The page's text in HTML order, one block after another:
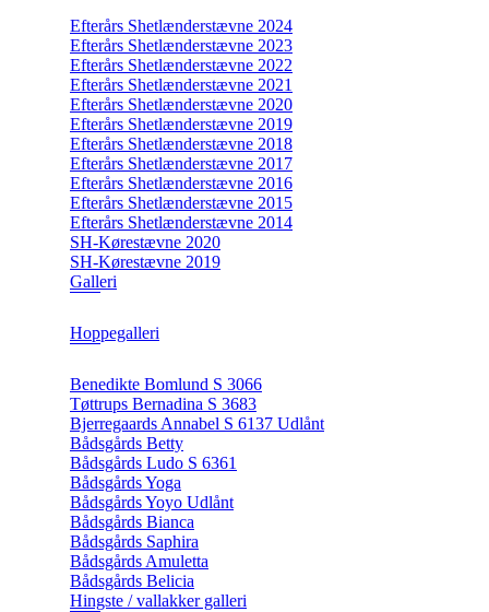
Efterårs Shetlænderstævne 2024
Efterårs Shetlænderstævne 2023
Efterårs Shetlænderstævne 2022
Efterårs Shetlænderstævne 2021
Efterårs Shetlænderstævne 2020
Efterårs Shetlænderstævne 2019
Efterårs Shetlænderstævne 2018
Efterårs Shetlænderstævne 2017
Efterårs Shetlænderstævne 2016
Efterårs Shetlænderstævne 2015
Efterårs Shetlænderstævne 2014
SH-Kørestævne 2020
SH-Kørestævne 2019
Galleri
Hoppegalleri
Benedikte Bomlund S 3066
Tøttrups Bernadina S 3683
Bjerregaards Annabel S 6137 Udlånt
Bådsgårds Betty
Bådsgårds Ludo S 6361
Bådsgårds Yoga
Bådsgårds Yoyo Udlånt
Bådsgårds Bianca
Bådsgårds Saphira
Bådsgårds Amuletta
Bådsgårds Belicia
Hingste / vallakker galleri